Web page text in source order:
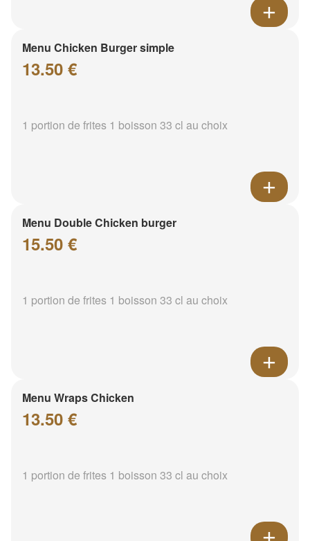
Menu Chicken Burger simple
13.50 €
1 portion de frites 1 boisson 33 cl au choix
Menu Double Chicken burger
15.50 €
1 portion de frites 1 boisson 33 cl au choix
Menu Wraps Chicken
13.50 €
1 portion de frites 1 boisson 33 cl au choix